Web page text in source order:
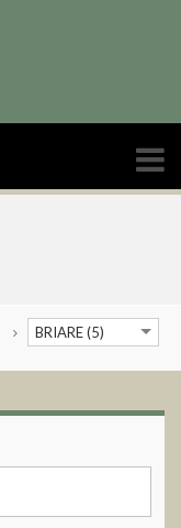
BRIARE (5)